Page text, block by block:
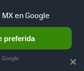
×
en Google
preferida
Google